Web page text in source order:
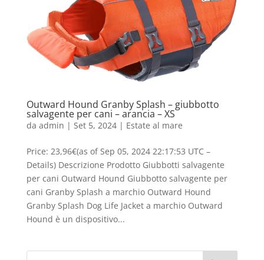
Outward Hound Granby Splash – giubbotto
salvagente per cani – arancia – XS
da admin | Set 5, 2024| Estate al mare
Price: 23,96€(as of Sep 05, 2024 22:17:53 UTC –
Details) Descrizione Prodotto Giubbotti salvagente
per cani Outward Hound Giubbotto salvagente per
cani Granby Splash a marchio Outward Hound
Granby Splash Dog Life Jacket a marchio Outward
Hound è un dispositivo...